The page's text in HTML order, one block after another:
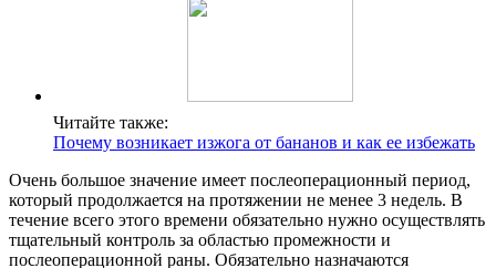
Читайте также:
Почему возникает изжога от бананов и как ее избежать
Очень большое значение имеет послеоперационный период,
который продолжается на протяжении не менее 3 недель. В
течение всего этого времени обязательно нужно осуществлять
тщательный контроль за областью промежности и
послеоперационной раны. Обязательно назначаются